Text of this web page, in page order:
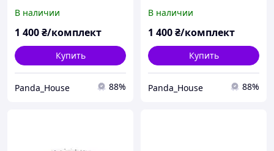
180х220 Primawara с
простыней на резинке
160*200+20см для дома
В наличии
1 400₴/комплект
Купить
Panda_House 88%
180х220 Primawara с
простыней на резинке
160*200+20см с
В наличии
1 400₴/комплект
Купить
Panda_House 88%